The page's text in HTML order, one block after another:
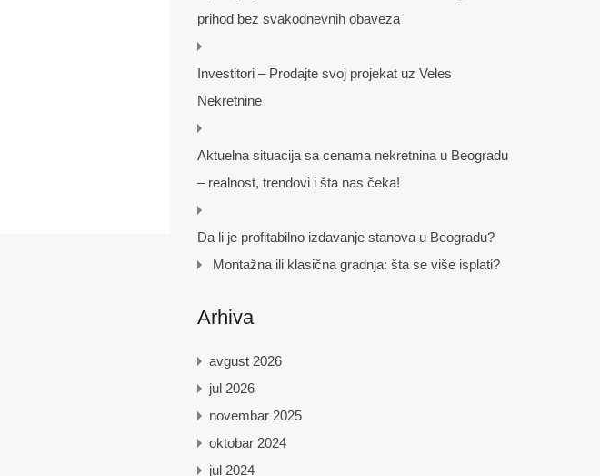
prihod bez svakodnevnih obaveza
Investitori – Prodajte svoj projekat uz Veles
Nekretnine
Aktuelna situacija sa cenama nekretnina u Beogradu
– realnost, trendovi i šta nas čeka!
Da li je profitabilno izdavanje stanova u Beogradu?
Montažna ili klasična gradnja: šta se više isplati?
Arhiva
avgust 2026
jul 2026
novembar 2025
oktobar 2024
jul 2024